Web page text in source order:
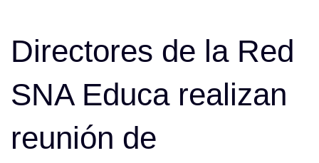
Directores de la Red
SNA Educa realizan
reunión de
navigation